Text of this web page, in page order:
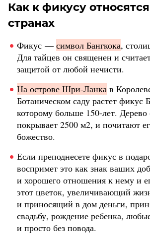
Как к фикусу
странах
Фикус — символ Бангкока,
Для тайцев он священен и
защитой от любой нечисти.
На острове Шри-Ланка в
Ботаническом саду растет фикус
которому больше 150-лет.
покрывает 2500 м2, и почитают
божество.
Если преподнесете фикус в
воспримет это как знак ваших
и хорошего отношения к нему и
этот цветок, увеличивающий
и приносящий в дом деньги,
свадьбу, рождение ребенка,
и просто без повода.